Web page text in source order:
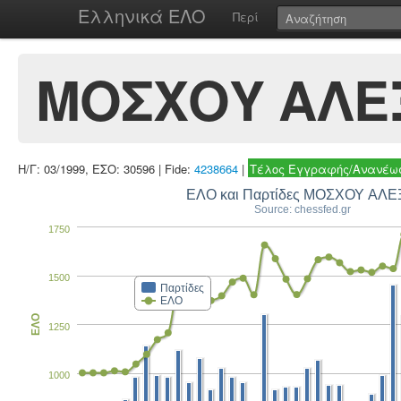
Ελληνικά ΕΛΟ Περί
ΜΟΣΧΟΥ
Η/Γ: 03/1999, ΕΣΟ: 30596 | Fide: 4238664 | Τέλος Εγγραφής/
ΕΛΟ και Παρτίδες ΜΟΣΧΟΥ
Source: chessfed.gr
Παρτίδες
ΕΛΟ
1000
1250
1500
1750
ΕΛΟ